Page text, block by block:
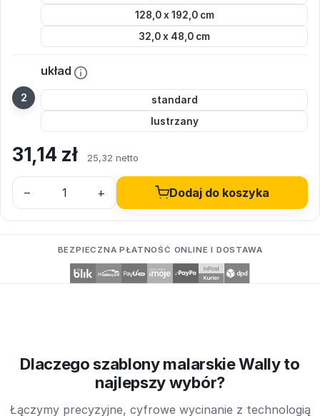
128,0 x 192,0 cm
32,0 x 48,0 cm
układ
standard
lustrzany
31,14 zł 25,32 netto
– + Dodaj do koszyka
BEZPIECZNA PŁATNOŚĆ ONLINE I DOSTAWA
Dlaczego szablony malarskie Wally to
najlepszy wybór?
Łączymy precyzyjne, cyfrowe wycinanie z technologią